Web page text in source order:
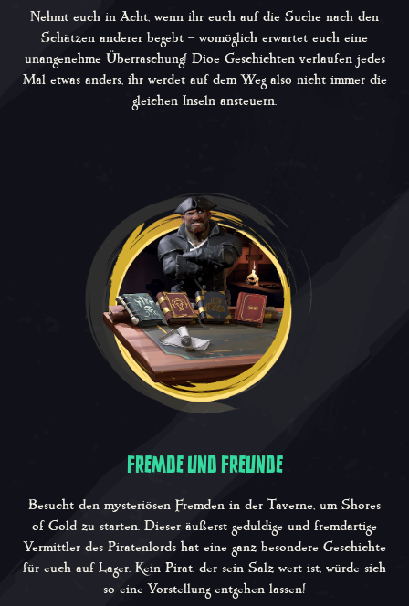
Nehmt euch in Acht, wenn ihr euch auf die Suche nach den
Schätzen anderer begebt – womöglich erwartet euch eine
unangenehme Überraschung! Dioe Geschichten verlaufen jedes
Mal etwas anders, ihr werdet auf dem Weg also nicht immer die
gleichen Inseln ansteuern.
FREMDE UND FREUNDE
Besucht den mysteriösen Fremden in der Taverne, umShores
of Gold zu starten. Dieser äußerst geduldige und fremdartige
Vermittler des Piratenlords hat eine ganz besondere Geschichte
für euch auf Lager. Kein Pirat, der sein Salz wert ist, würde sich
so eine Vorstellung entgehen lassen!